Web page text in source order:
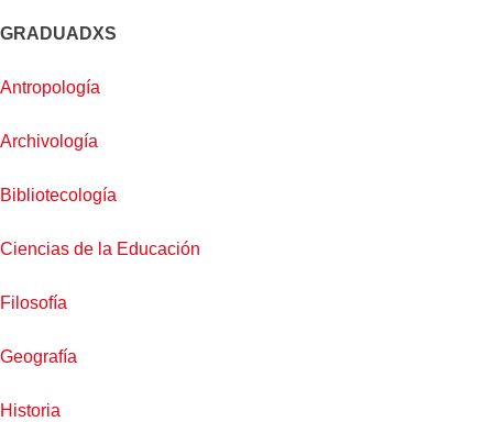
GRADUADXS
Antropología
Archivología
Bibliotecología
Ciencias de la Educación
Filosofía
Geografía
Historia